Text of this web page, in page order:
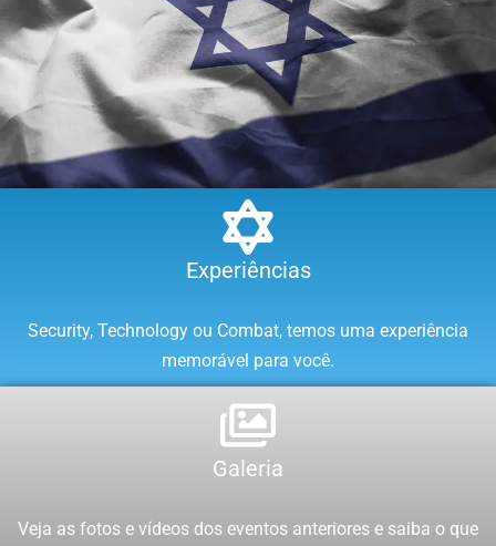
Experiências
Security, Technology ou Combat, temos uma experiência
memorável para você.
Galeria
Veja as fotos e vídeos dos eventos anteriores e saiba o que